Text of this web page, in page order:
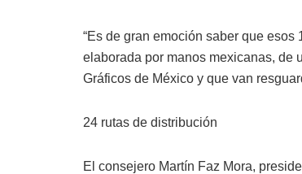
“Es de gran emoción saber que
elaborada por manos mexicanas, de
Gráficos de México y que van
24 rutas de distribución
El consejero Martín Faz Mora,